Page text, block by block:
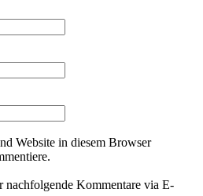
Website in diesem Browser
nachfolgende Kommentare via E-